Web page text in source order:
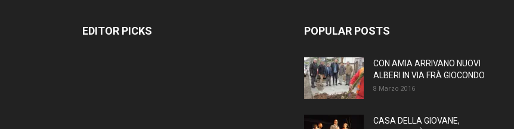
EDITOR PICKS POPULAR POSTS
CON AMIA ARRIVANO NUOVI
ALBERI IN VIA FRÀ GIOCONDO
8 Marzo 2016
CASA DELLA GIOVANE,